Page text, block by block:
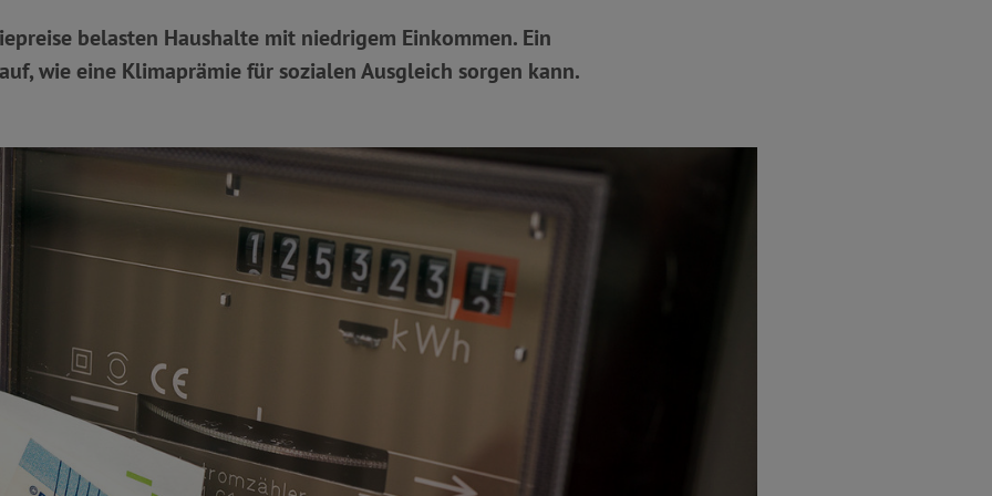
belasten Haushalte mit niedrigem Einkommen. Ein
wie eine Klimaprämie für sozialen Ausgleich sorgen kann.